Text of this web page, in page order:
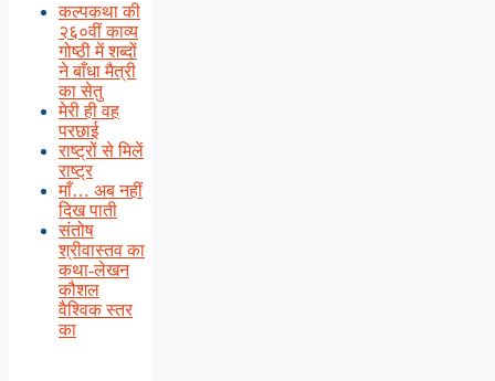
कल्पकथा की
२६०वीं काव्य
गोष्ठी में शब्दों
ने बाँधा मैत्री
का सेतु
मेरी ही वह
परछाई
राष्ट्रों से मिलें
राष्ट्र
माँ… अब नहीं
दिख पाती
संतोष
श्रीवास्तव का
कथा-लेखन
कौशल
वैश्विक स्तर
का